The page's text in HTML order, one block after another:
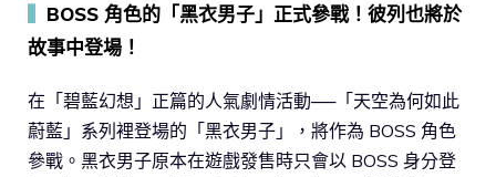
BOSS 角色的「黑衣男子」正式參戰！彼列也將於
故事中登場！
在「碧藍幻想」正篇的人氣劇情活動──「天空為何如此
蔚藍」系列裡登場的「黑衣男子」，將作為 BOSS 角色
參戰。黑衣男子原本在遊戲發售時只會以 BOSS 身分登